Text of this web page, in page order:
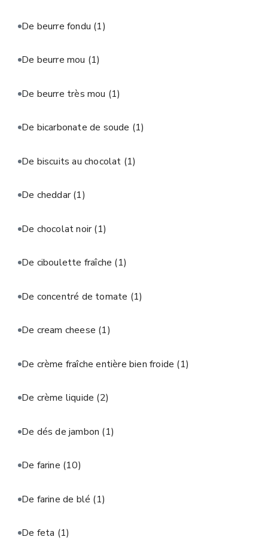
De beurre fondu (1)
De beurre mou (1)
De beurre très mou (1)
De bicarbonate de soude (1)
De biscuits au chocolat (1)
De cheddar(1)
De chocolat noir(1)
De ciboulette fraîche (1)
De concentré de tomate (1)
De cream cheese (1)
De crème fraîche entière bien froide (1)
De crème liquide (2)
De dés de jambon (1)
De farine (10)
De farine de blé (1)
De feta (1)